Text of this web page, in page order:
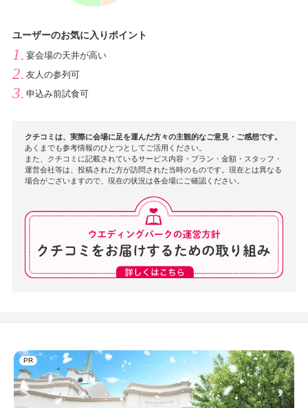
ユーザーのお気に入りポイント
宴会場の天井が高い
友人の参列可
申込み前試食可
クチコミは、実際に会場に足を運んだ方々の主観的なご意見・ご感想です。
あくまでも参考情報のひとつとしてご活用ください。
また、クチコミに記載されているサービス内容・プラン・金額・スタッフ・
運営会社等は、投稿された方が訪問された当時のものです。現在とは異なる
場合がございますので、現在の状況は各会場にご確認ください。
PR